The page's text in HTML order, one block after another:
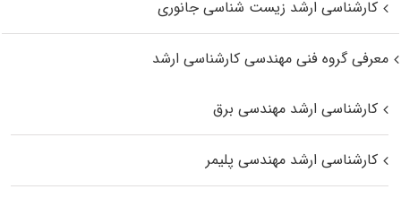
کارشناسی ارشد زیست‌ شناسی جانوری
معرفی گروه فنی مهندسی کارشناسی ارشد
کارشناسی ارشد مهندسی برق
کارشناسی ارشد مهندسی پلیمر